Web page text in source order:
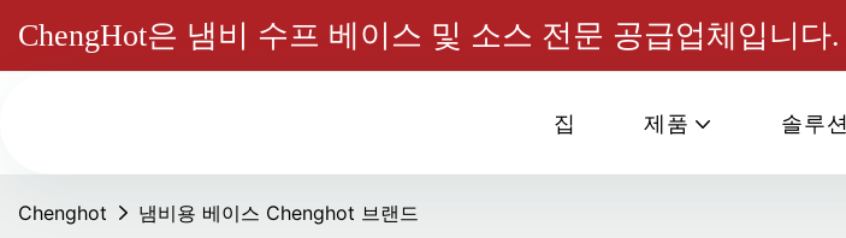
ChengHot은 냄비 수프 베이스 및 소스 전문 공급업체입니다.
집 제품 솔루션
Chenghot 냄비용 베이스 Chenghot 브랜드